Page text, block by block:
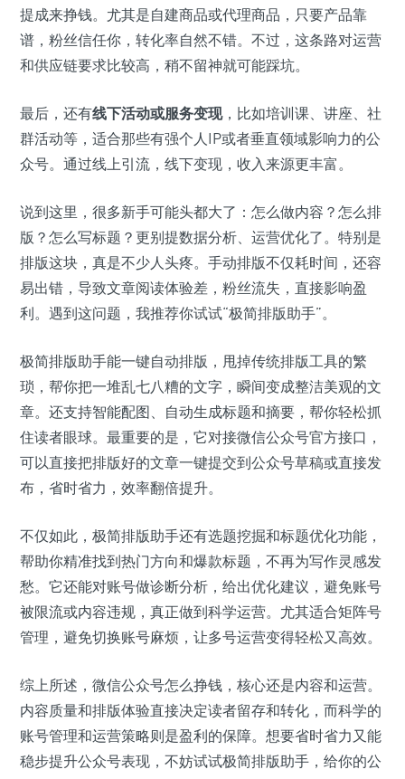
提成来挣钱。尤其是自建商品或代理商品，只要产品靠
谱，粉丝信任你，转化率自然不错。不过，这条路对运营
和供应链要求比较高，稍不留神就可能踩坑。
最后，还有线下活动或服务变现，比如培训课、讲座、社
群活动等，适合那些有强个人IP或者垂直领域影响力的公
众号。通过线上引流，线下变现，收入来源更丰富。
说到这里，很多新手可能头都大了：怎么做内容？怎么排
版？怎么写标题？更别提数据分析、运营优化了。特别是
排版这块，真是不少人头疼。手动排版不仅耗时间，还容
易出错，导致文章阅读体验差，粉丝流失，直接影响盈
利。遇到这问题，我推荐你试试“极简排版助手”。
极简排版助手能一键自动排版，甩掉传统排版工具的繁
琐，帮你把一堆乱七八糟的文字，瞬间变成整洁美观的文
章。还支持智能配图、自动生成标题和摘要，帮你轻松抓
住读者眼球。最重要的是，它对接微信公众号官方接口，
可以直接把排版好的文章一键提交到公众号草稿或直接发
布，省时省力，效率翻倍提升。
不仅如此，极简排版助手还有选题挖掘和标题优化功能，
帮助你精准找到热门方向和爆款标题，不再为写作灵感发
愁。它还能对账号做诊断分析，给出优化建议，避免账号
被限流或内容违规，真正做到科学运营。尤其适合矩阵号
管理，避免切换账号麻烦，让多号运营变得轻松又高效。
综上所述，微信公众号怎么挣钱，核心还是内容和运营。
内容质量和排版体验直接决定读者留存和转化，而科学的
账号管理和运营策略则是盈利的保障。想要省时省力又能
稳步提升公众号表现，不妨试试极简排版助手，给你的公